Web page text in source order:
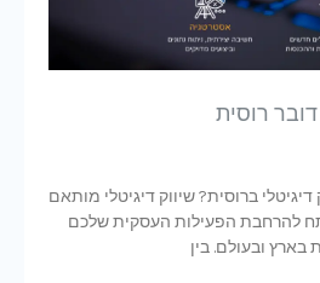
רוסית
ברוסית? שיווק דיגיטלי מותאם
הפעילות העסקית שלכם
ובעולם. בין